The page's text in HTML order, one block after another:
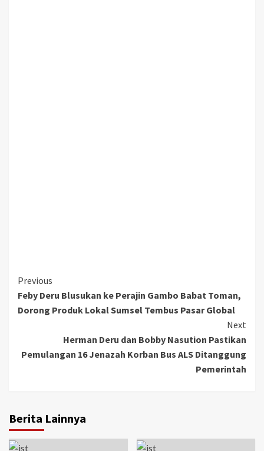
Continue
Reading
Previous
Feby Deru Blusukan ke Perajin Gambo Babat Toman,
Dorong Produk Lokal Sumsel Tembus Pasar Global
Next
Herman Deru dan Bobby Nasution Pastikan
Pemulangan 16 Jenazah Korban Bus ALS Ditanggung
Pemerintah
Berita Lainnya